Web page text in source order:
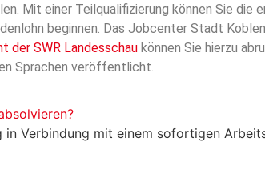
Mit einer Teilqualifizierung können Sie die
beginnen. Das Jobcenter Stadt
der SWR Landesschau können Sie hierzu
Sprachen veröffentlicht.
Verbindung mit einem sofortigen